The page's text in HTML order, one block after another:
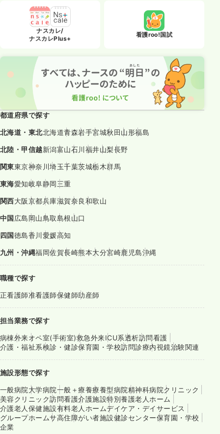
ナスカレ/
ナスカレPlus+
看護roo!国試
都道府県で探す
北海道・東北北海道青森岩手宮城秋田山形福島
北陸・甲信越新潟富山石川福井山梨長野
関東東京神奈川埼玉千葉茨城栃木群馬
東海愛知岐阜静岡三重
関西大阪京都兵庫滋賀奈良和歌山
中国広島岡山鳥取島根山口
四国徳島香川愛媛高知
九州・沖縄福岡佐賀長崎熊本大分宮崎鹿児島沖縄
職種で探す
正看護師准看護師保健師助産師
担当業務で探す
病棟外来オペ室(手術室)救急外来ICU系透析訪問看護
介護・福祉系検診・健診保育園・学校訪問診療内視鏡治験関連
施設形態で探す
一般病院大学病院一般＋療養療養型病院精神科病院クリニック
美容クリニック訪問看護介護施設特別養護老人ホーム
介護老人保健施設有料老人ホームデイケア・デイサービス
グループホームサ高住障がい者施設健診センター保育園・学校
企業